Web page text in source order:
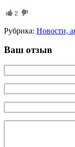
2
Рубрика: Новости,
Ваш отзыв